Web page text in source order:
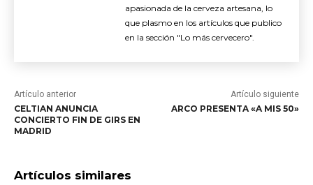
apasionada de la cerveza artesana, lo
que plasmo en los artículos que publico
en la sección "Lo más cervecero".
Artículo anterior
CELTIAN ANUNCIA
CONCIERTO FIN DE GIRS EN
MADRID
Artículo siguiente
ARCO PRESENTA «A MIS 50»
Artículos similares